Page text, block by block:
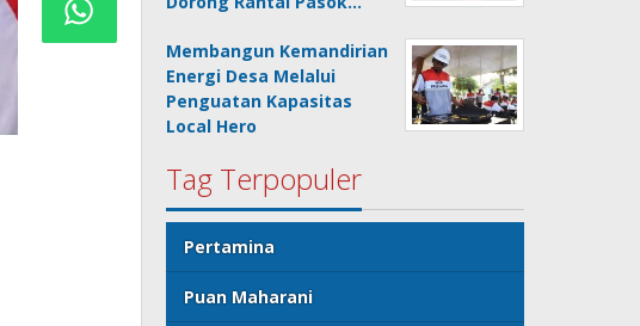
Membangun Kemandirian
Energi Desa Melalui
Penguatan Kapasitas
Local Hero
Tag Terpopuler
Pertamina
Puan Maharani